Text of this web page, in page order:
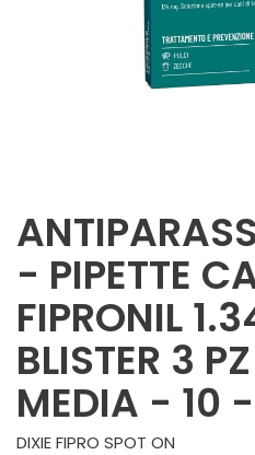
- PIPETTE
FIPRONIL
BLISTER 3
MEDIA - 10
DIXIE FIPRO SPOT ON